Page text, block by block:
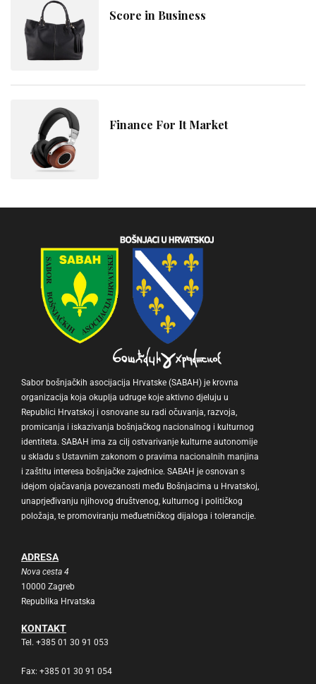
Score in Business
Finance For It Market
Sabor bošnjačkih asocijacija Hrvatske (SABAH) je krovna
organizacija koja okuplja udruge koje aktivno djeluju u
Republici Hrvatskoj i osnovane su radi očuvanja, razvoja,
promicanja i iskazivanja bošnjačkog nacionalnog i kulturnog
identiteta. SABAH ima za cilj ostvarivanje kulturne autonomije
u skladu s Ustavnim zakonom o pravima nacionalnih manjina
i zaštitu interesa bošnjačke zajednice. SABAH je osnovan s
idejom ojačavanja povezanosti među Bošnjacima u Hrvatskoj,
unaprjeđivanju njihovog društvenog, kulturnog i političkog
položaja, te promoviranju međuetničkog dijaloga i tolerancije.
ADRESA
Nova cesta 4
10000 Zagreb
Republika Hrvatska
KONTAKT
Tel. +385 01 30 91 053
Fax: +385 01 30 91 054